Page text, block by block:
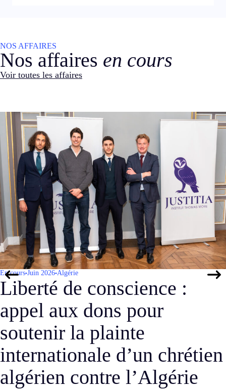
NOS AFFAIRES
Nos affaires en cours
Voir toutes les affaires
:
chrétien
Janvier 2026
La défense
essayistes Dora
Marguerite Stern